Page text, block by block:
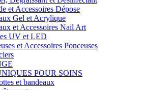
et Accessoires Dépose
Gel et Acrylique
et Accessoires Nail Art
UV et LED
et Accessoires Ponceuses
POUR SOINS
et bandeaux